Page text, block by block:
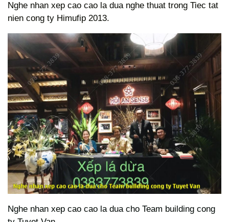
Nghe nhan xep cao cao la dua nghe thuat trong Tiec tat
nien cong ty Himufip 2013.
Nghe nhan xep cao cao la dua cho Team building cong